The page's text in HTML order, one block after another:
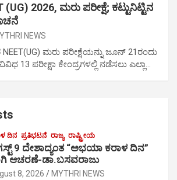
(UG) 2026, ಮರು ಪರೀಕ್ಷೆ; ಕಟ್ಟುನಿಟ್ಟಿನ
NEWS
ಮರು ಪರೀಕ್ಷೆಯನ್ನು ಜೂನ್ 21ರಂದು
13 ಪರೀಕ್ಷಾ ಕೇಂದ್ರಗಳಲ್ಲಿ ನಡೆಸಲು ಎಲ್ಲಾ…
ದಿನ ಪ್ರತಿಭಟನೆ ರಾಜ್ಯ ರಾಷ್ಟ್ರೀಯ
9 ದೇಶಾದ್ಯಂತ “ಅಭಯಾ ಕರಾಳ ದಿನ”
ಆಚರಣೆ-ಡಾ.ಬಸವರಾಜು
8, 2026 MYTHRI NEWS